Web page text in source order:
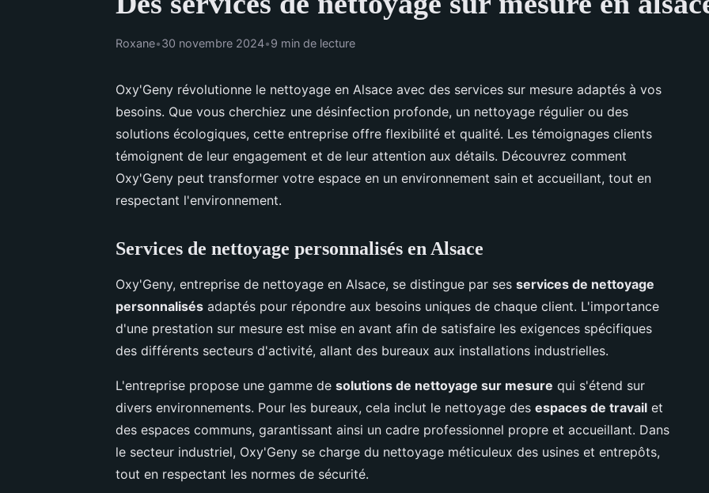
Roxane•30 novembre 2024•9 min de lecture
Oxy'Geny révolutionne le nettoyage en Alsace avec des services sur mesure adaptés à vos
besoins. Que vous cherchiez une désinfection profonde, un nettoyage régulier ou des
solutions écologiques, cette entreprise offre flexibilité et qualité. Les témoignages clients
témoignent de leur engagement et de leur attention aux détails. Découvrez comment
Oxy'Geny peut transformer votre espace en un environnement sain et accueillant, tout en
respectant l'environnement.
Services de nettoyage personnalisés en Alsace
Oxy'Geny, entreprise de nettoyage en Alsace, se distingue par ses services de nettoyage
personnalisés adaptés pour répondre aux besoins uniques de chaque client. L'importance
d'une prestation sur mesure est mise en avant afin de satisfaire les exigences spécifiques
des différents secteurs d'activité, allant des bureaux aux installations industrielles.
L'entreprise propose une gamme de solutions de nettoyage sur mesure qui s'étend sur
divers environnements. Pour les bureaux, cela inclut le nettoyage des espaces de travail et
des espaces communs, garantissant ainsi un cadre professionnel propre et accueillant. Dans
le secteur industriel, Oxy'Geny se charge du nettoyage méticuleux des usines et entrepôts,
tout en respectant les normes de sécurité.